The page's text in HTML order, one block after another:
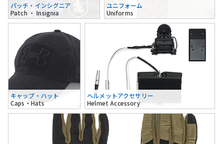
パッチ・インシグニア
Patch ・ Insignia
ユニフォーム
Uniforms
キャップ・ハット
Caps・Hats
ヘルメットアクセサリー
Helmet Accessory